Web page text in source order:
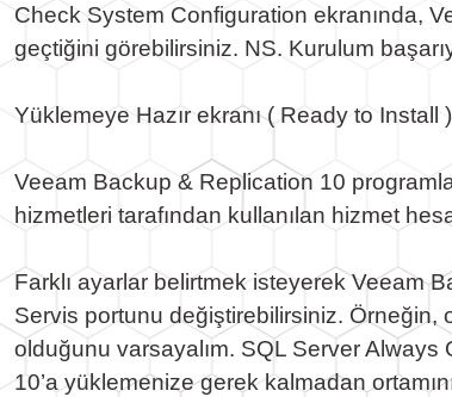
Check System Configuration ekranında,
geçtiğini görebilirsiniz. NS. Kurulum
Yüklemeye Hazır ekranı ( Ready to
Veeam Backup & Replication 10
hizmetleri tarafından kullanılan hizmet
Farklı ayarlar belirtmek isteyerek Veeam
Servis portunu değiştirebilirsiniz. Örneğin,
olduğunu varsayalım. SQL Server Always
10’a yüklemenize gerek kalmadan